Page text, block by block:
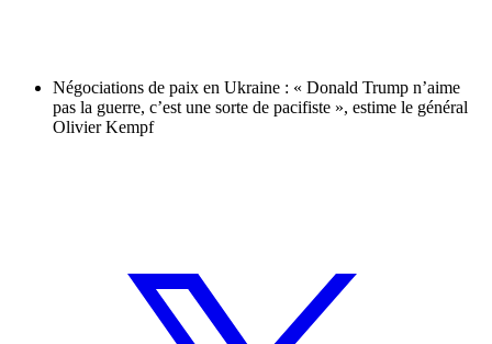
Négociations de paix en Ukraine : « Donald Trump n’aime
pas la guerre, c’est une sorte de pacifiste », estime le général
Olivier Kempf